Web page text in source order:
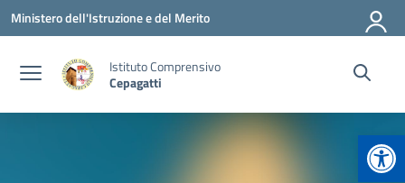
Vai ai contenuti
Vai al menu di navigazione
Vai al footer
Ministero dell'Istruzione e del Merito
Istituto Comprensivo
Cepagatti